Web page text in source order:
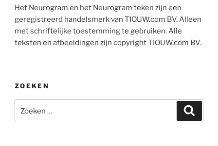
Het Neurogram en het Neurogram teken zijn een
geregistreerd handelsmerk van TIOUW.com BV. Alleen
met schriftelijke toestemming te gebruiken. Alle
teksten en afbeeldingen zijn copyright TIOUW.com BV.
ZOEKEN
naar: